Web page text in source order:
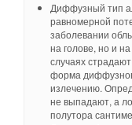
Диффузный тип
равномерной
заболевании
на голове, но и
случаях
форма
излечению.
не выпадают, а
полутора